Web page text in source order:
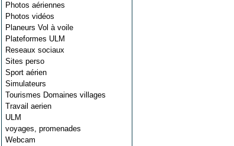
Photos aériennes
Photos vidéos
Planeurs Vol à voile
Plateformes ULM
Reseaux sociaux
Sites perso
Sport aérien
Simulateurs
Tourismes Domaines villages
Travail aerien
ULM
voyages, promenades
Webcam